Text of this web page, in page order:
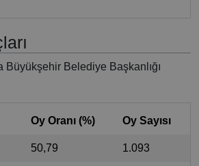
Büyükşehir Belediye Başkanlığı
Oy Oranı (%) Oy Sayısı
50,79 1.093